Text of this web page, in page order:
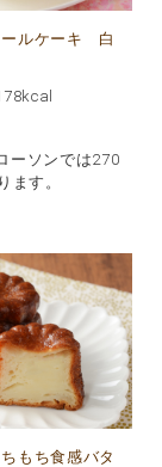
ールケーキ 白
ーソンでは270
ます。
もち食感バタ